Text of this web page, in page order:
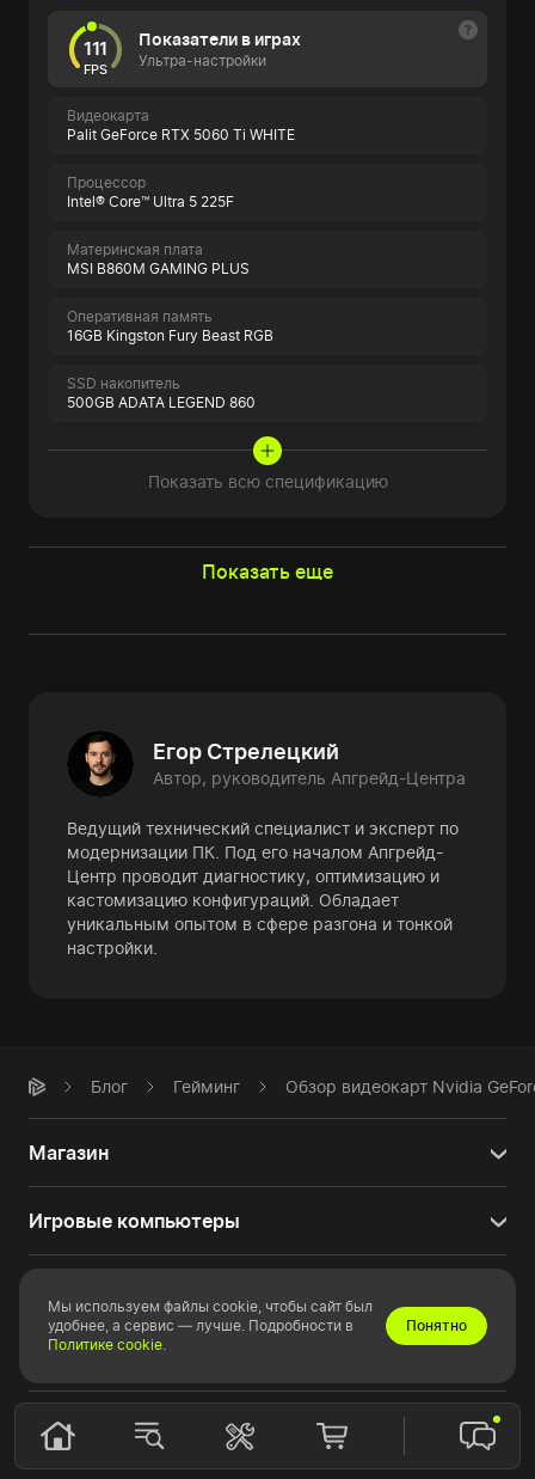
111
FPS
Показатели в играх
Ультра-настройки
Видеокарта
Palit GeForce RTX 5060 Ti WHITE
Процессор
Intel® Core™ Ultra 5 225F
Материнская плата
MSI B860M GAMING PLUS
Оперативная память
16GB Kingston Fury Beast RGB
SSD накопитель
500GB ADATA LEGEND 860
Показать всю спецификацию
Показать еще
Егор Стрелецкий
Автор, руководитель Апгрейд-Центра
Ведущий технический специалист и эксперт по
модернизации ПК. Под его началом Апгрейд-
Центр проводит диагностику, оптимизацию и
кастомизацию конфигураций. Обладает
уникальным опытом в сфере разгона и тонкой
настройки.
Блог Гейминг Обзор видеокарт Nvidia
Магазин
Игровые компьютеры
Профессиональные
Информация
Мы используем файлы cookie, чтобы сайт был
удобнее, а сервис — лучше. Подробности в
Политике cookie.
Понятно